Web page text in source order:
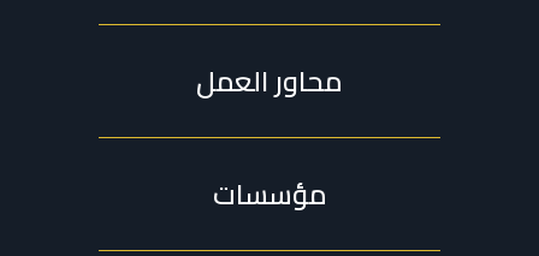
محاور العمل
مؤسسات